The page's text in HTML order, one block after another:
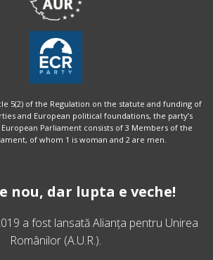
5(2) of the Regulation on the statute and funding of
and European political foundations, the party’s
Parliament consists of 3 Members of the
of whom 1 is woman and 2 are men.
nou, dar lupta e veche!
a fost lansatăAlianța pentru Unirea
Românilor (A.U.R.).